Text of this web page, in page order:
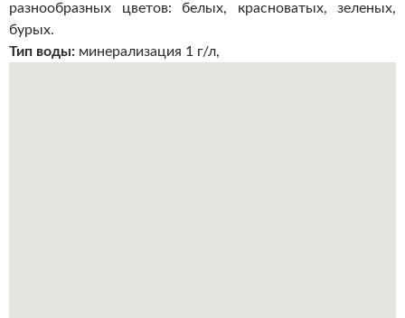
разнообразных цветов: белых, красноватых, зеленых,
бурых.
Тип воды: минерализация 1 г/л,